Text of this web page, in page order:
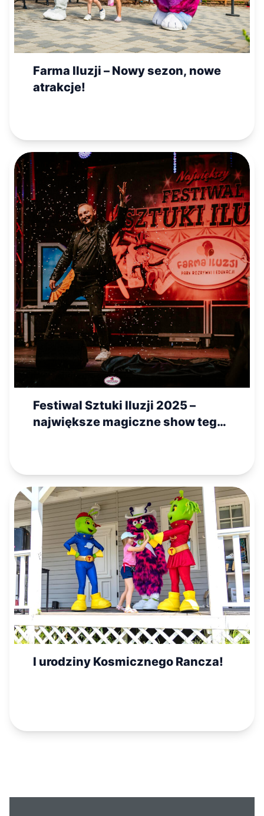
Farma Iluzji – Nowy sezon, nowe
atrakcje!
Festiwal Sztuki Iluzji 2025 –
największe magiczne show tego
I urodziny Kosmicznego Rancza!